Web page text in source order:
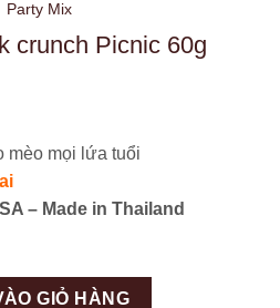
Party Mix
crunch Picnic 60g
mèo mọi lứa tuổi
– Made in Thailand
GIỎ HÀNG